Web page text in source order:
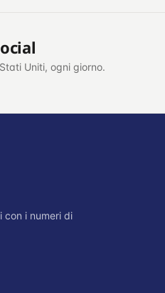
Uniti, ogni giorno.
con i numeri di